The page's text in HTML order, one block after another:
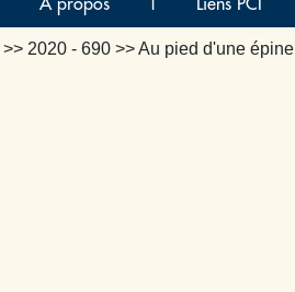
>> 2020 - 690 >> Au pied d'une épine